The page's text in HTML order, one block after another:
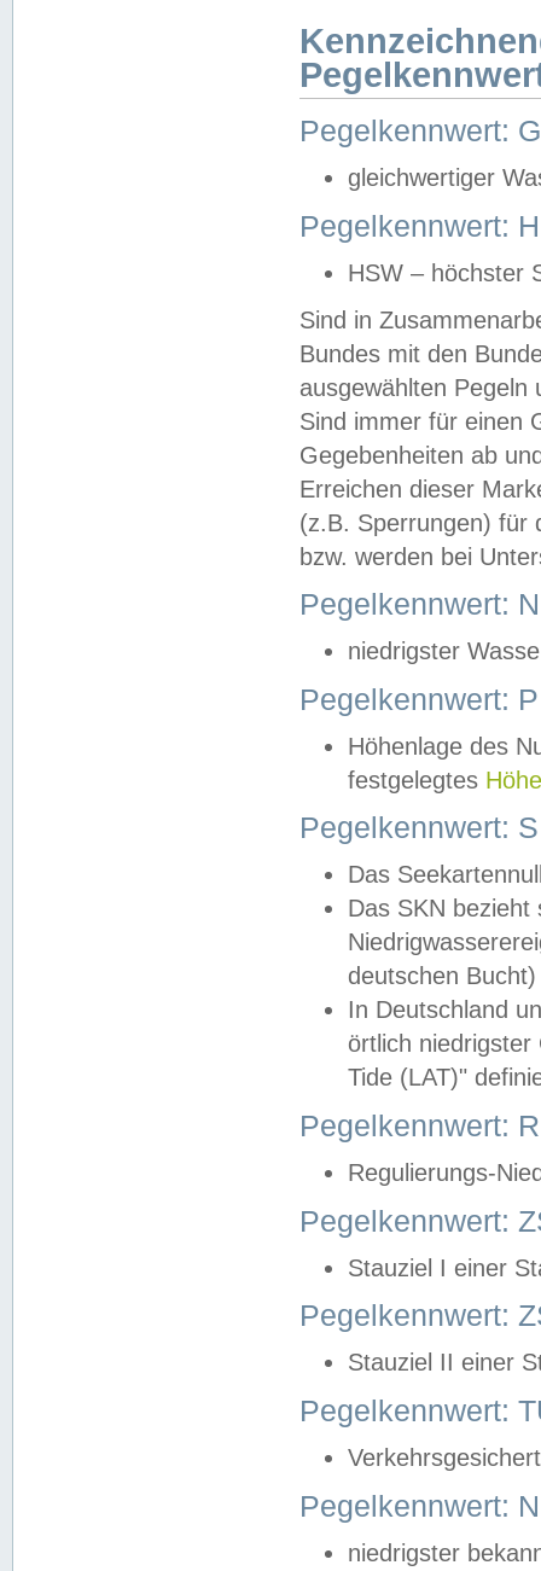
Pegelkennwert:
gleichwertiger
Pegelkennwert:
HSW – höchster
Sind in
Bundes mit den
ausgewählten
Sind immer für einen
Gegebenheiten ab
Erreichen dieser
(z.B. Sperrungen) für
bzw. werden bei
Pegelkennwert:
niedrigster
Pegelkennwert:
Höhenlage des
festgelegtes
Pegelkennwert:
Das
Das SKN
deutschen
In Deutschland
örtlich
Tide (LAT)"
Pegelkennwert:
Regulierungs-
Pegelkennwert:
Stauziel I einer
Pegelkennwert:
Stauziel II einer
Pegelkennwert:
Pegelkennwert:
niedrigster